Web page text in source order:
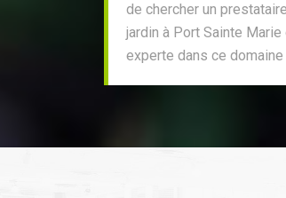
de chercher un
jardin à Port Sainte
experte dans ce